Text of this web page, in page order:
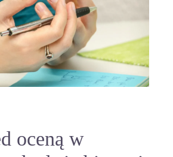
oceną w